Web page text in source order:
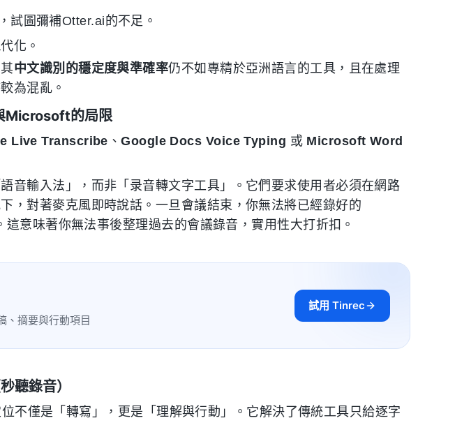
試圖彌補Otter.ai的不足。
化。
中文識別的穩定度與準確率仍不如專精於亞洲語言的工具，且在處理
為混亂。
Microsoft的局限
Live Transcribe 、Google Docs Voice Typing 或 Microsoft Word
語音輸入法」，而非「录音轉文字工具」。它們要求使用者必須在網路
，對著麥克風即時說話。一旦會議結束，你無法將已經錄好的
意味著你無法事後整理過去的會議錄音，實用性大打折扣。
、摘要與行動項目
試用 Tinrec
聽錄音）
不僅是「轉寫」，更是「理解與行動」。它解決了傳統工具只給逐字